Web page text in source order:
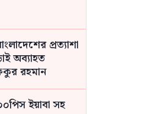
প্রত্যাশা
অব্যাহত
রহমান
ইয়াবা সহ